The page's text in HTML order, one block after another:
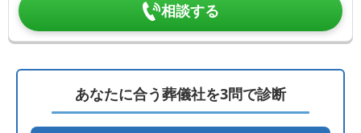
相談する
あなたに合う葬儀社を3問で診断